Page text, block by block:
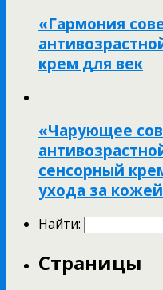
«Гармония
крем для век
«Чарующее
сенсорный
ухода за
Найти:
Страницы